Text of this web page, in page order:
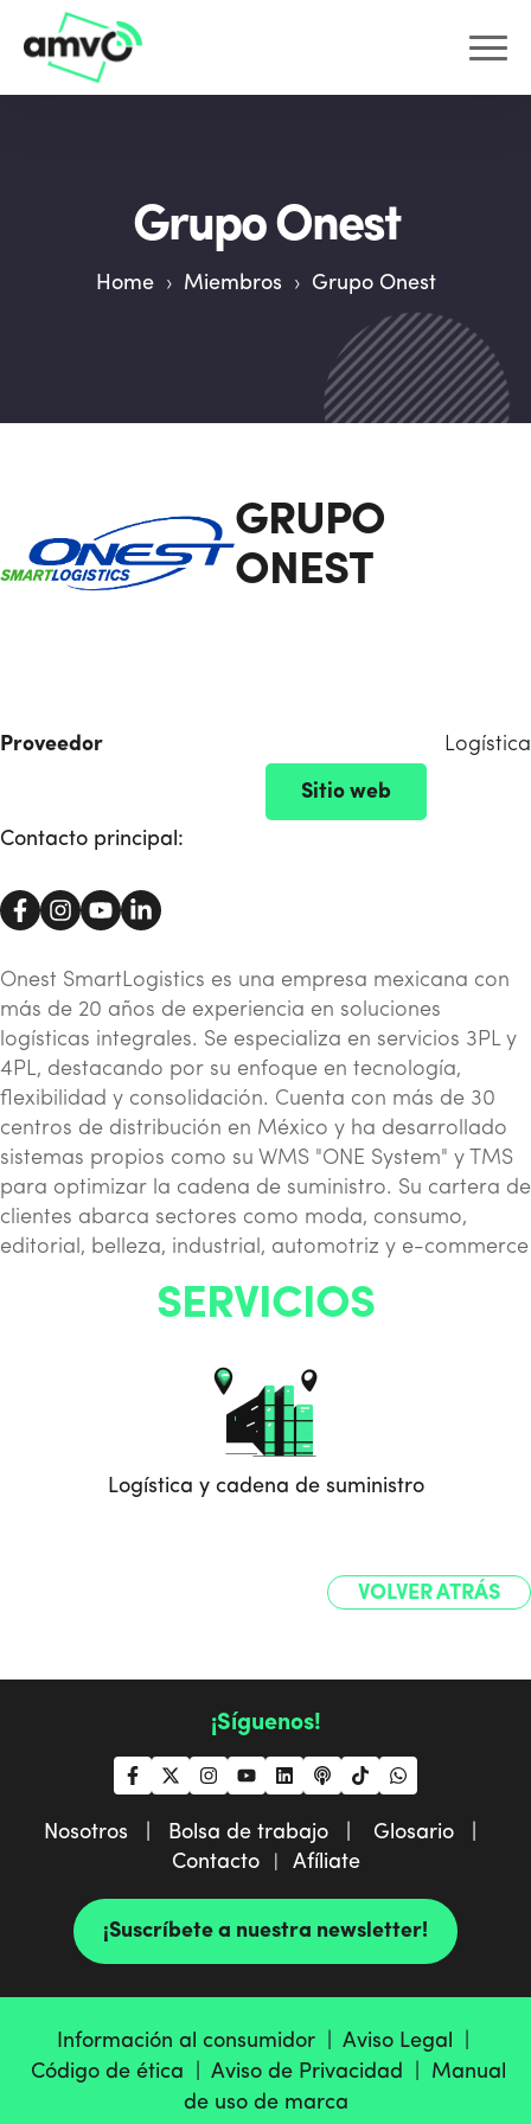
Grupo Onest
Home › Miembros › Grupo Onest
GRUPO
ONEST
Proveedor Logística
Sitio web
Contacto principal:
Onest SmartLogistics es una empresa mexicana con
más de 20 años de experiencia en soluciones
logísticas integrales. Se especializa en servicios 3PL y
4PL, destacando por su enfoque en tecnología,
flexibilidad y consolidación. Cuenta con más de 30
centros de distribución en México y ha desarrollado
sistemas propios como su WMS "ONE System" y TMS
para optimizar la cadena de suministro. Su cartera de
clientes abarca sectores como moda, consumo,
editorial, belleza, industrial, automotriz y e-commerce
SERVICIOS
Logística y cadena de suministro
VOLVER ATRÁS
¡Síguenos!
Nosotros | Bolsa de trabajo |
Glosario |
Contacto| Afíliate
¡Suscríbete a nuestra newsletter!
Información al consumidor | Aviso Legal |
Código de ética | Aviso de Privacidad | Manual
de uso de marca